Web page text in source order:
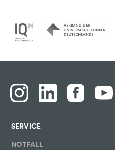
SERVICE
NOTFALL